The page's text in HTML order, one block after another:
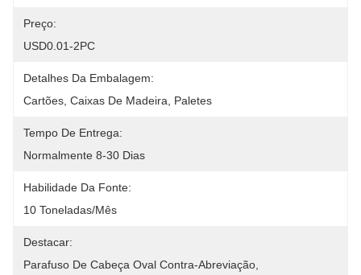
Preço:
USD0.01-2PC
Detalhes Da Embalagem:
Cartões, Caixas De Madeira, Paletes
Tempo De Entrega:
Normalmente 8-30 Dias
Habilidade Da Fonte:
10 Toneladas/mês
Destacar:
Parafuso De Cabeça Oval Contra-Abreviação